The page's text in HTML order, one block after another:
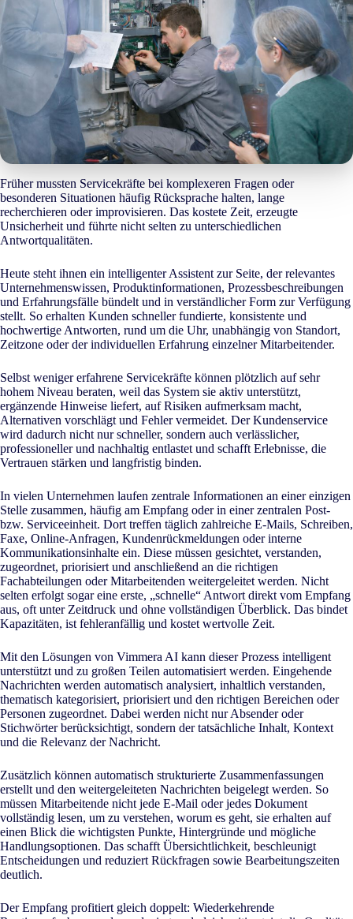
Früher mussten Servicekräfte bei komplexeren Fragen oder
besonderen Situationen häufig Rücksprache halten, lange
recherchieren oder improvisieren. Das kostete Zeit, erzeugte
Unsicherheit und führte nicht selten zu unterschiedlichen
Antwortqualitäten.
Heute steht ihnen ein intelligenter Assistent zur Seite, der relevantes
Unternehmenswissen, Produktinformationen, Prozessbeschreibungen
und Erfahrungsfälle bündelt und in verständlicher Form zur Verfügung
stellt. So erhalten Kunden schneller fundierte, konsistente und
hochwertige Antworten, rund um die Uhr, unabhängig von Standort,
Zeitzone oder der individuellen Erfahrung einzelner Mitarbeitender.
Selbst weniger erfahrene Servicekräfte können plötzlich auf sehr
hohem Niveau beraten, weil das System sie aktiv unterstützt,
ergänzende Hinweise liefert, auf Risiken aufmerksam macht,
Alternativen vorschlägt und Fehler vermeidet. Der Kundenservice
wird dadurch nicht nur schneller, sondern auch verlässlicher,
professioneller und nachhaltig entlastet und schafft Erlebnisse, die
Vertrauen stärken und langfristig binden.
In vielen Unternehmen laufen zentrale Informationen an einer einzigen
Stelle zusammen, häufig am Empfang oder in einer zentralen Post-
bzw. Serviceeinheit. Dort treffen täglich zahlreiche E-Mails, Schreiben,
Faxe, Online-Anfragen, Kundenrückmeldungen oder interne
Kommunikationsinhalte ein. Diese müssen gesichtet, verstanden,
zugeordnet, priorisiert und anschließend an die richtigen
Fachabteilungen oder Mitarbeitenden weitergeleitet werden. Nicht
selten erfolgt sogar eine erste, „schnelle“ Antwort direkt vom Empfang
aus, oft unter Zeitdruck und ohne vollständigen Überblick. Das bindet
Kapazitäten, ist fehleranfällig und kostet wertvolle Zeit.
Mit den Lösungen von Vimmera AI kann dieser Prozess intelligent
unterstützt und zu großen Teilen automatisiert werden. Eingehende
Nachrichten werden automatisch analysiert, inhaltlich verstanden,
thematisch kategorisiert, priorisiert und den richtigen Bereichen oder
Personen zugeordnet. Dabei werden nicht nur Absender oder
Stichwörter berücksichtigt, sondern der tatsächliche Inhalt, Kontext
und die Relevanz der Nachricht.
Zusätzlich können automatisch strukturierte Zusammenfassungen
erstellt und den weitergeleiteten Nachrichten beigelegt werden. So
müssen Mitarbeitende nicht jede E-Mail oder jedes Dokument
vollständig lesen, um zu verstehen, worum es geht, sie erhalten auf
einen Blick die wichtigsten Punkte, Hintergründe und mögliche
Handlungsoptionen. Das schafft Übersichtlichkeit, beschleunigt
Entscheidungen und reduziert Rückfragen sowie Bearbeitungszeiten
deutlich.
Der Empfang profitiert gleich doppelt: Wiederkehrende